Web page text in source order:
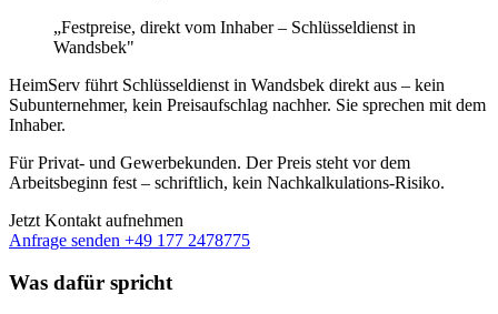
„Festpreise, direkt vom Inhaber – Schlüsseldienst in
Wandsbek"
HeimServ führt Schlüsseldienst in Wandsbek direkt aus – kein
Subunternehmer, kein Preisaufschlag nachher. Sie sprechen mit dem
Inhaber.
Für Privat- und Gewerbekunden. Der Preis steht vor dem
Arbeitsbeginn fest – schriftlich, kein Nachkalkulations-Risiko.
Jetzt Kontakt aufnehmen
Anfrage senden +49 177 2478775
Was dafür spricht